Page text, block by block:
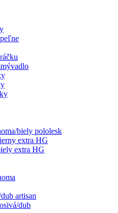
biely pololesk
extra HG
extra HG
artisan
dub